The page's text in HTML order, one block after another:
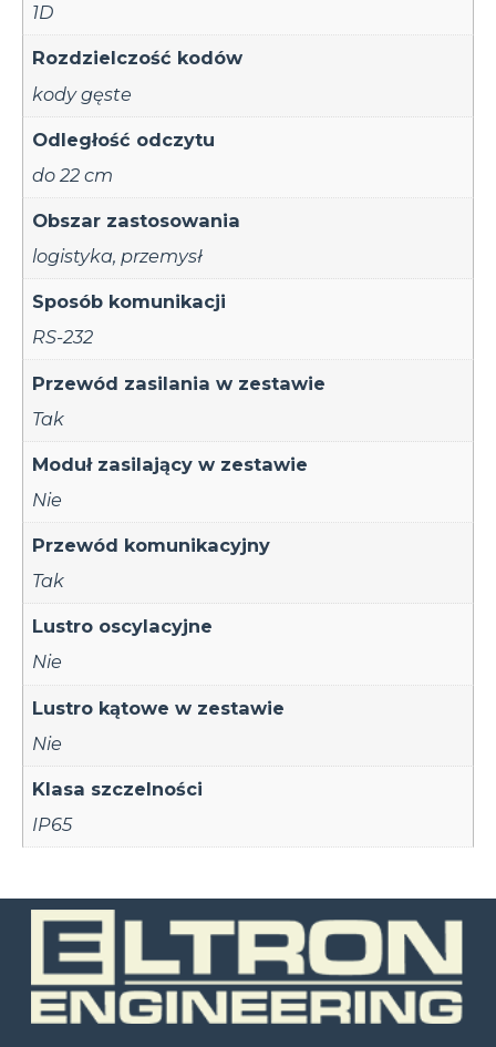
1D
Rozdzielczość kodów
kody gęste
Odległość odczytu
do 22 cm
Obszar zastosowania
logistyka,przemysł
Sposób komunikacji
RS-232
Przewód zasilania w zestawie
Tak
Moduł zasilający w zestawie
Nie
Przewód komunikacyjny
Tak
Lustro oscylacyjne
Nie
Lustro kątowe w zestawie
Nie
Klasa szczelności
IP65